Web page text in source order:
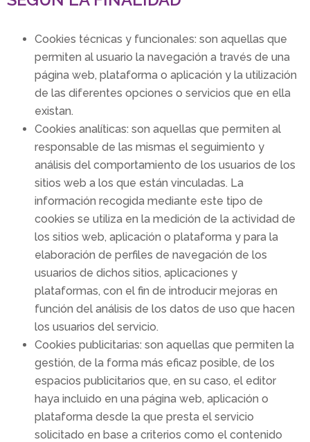
Cookies técnicas y funcionales: son aquellas que
permiten al usuario la navegación a través de una
página web, plataforma o aplicación y la utilización
de las diferentes opciones o servicios que en ella
existan.
Cookies analíticas: son aquellas que permiten al
responsable de las mismas el seguimiento y
análisis del comportamiento de los usuarios de los
sitios web a los que están vinculadas. La
información recogida mediante este tipo de
cookies se utiliza en la medición de la actividad de
los sitios web, aplicación o plataforma y para la
elaboración de perfiles de navegación de los
usuarios de dichos sitios, aplicaciones y
plataformas, con el fin de introducir mejoras en
función del análisis de los datos de uso que hacen
los usuarios del servicio.
Cookies publicitarias: son aquellas que permiten la
gestión, de la forma más eficaz posible, de los
espacios publicitarios que, en su caso, el editor
haya incluido en una página web, aplicación o
plataforma desde la que presta el servicio
solicitado en base a criterios como el contenido